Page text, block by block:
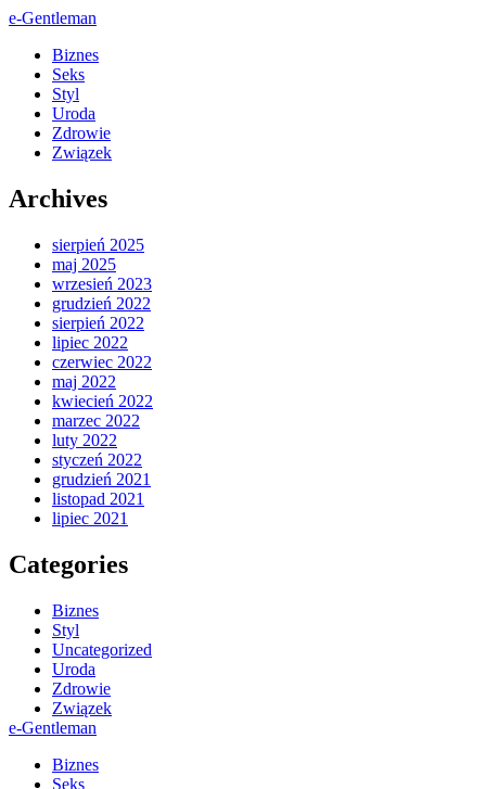
e-Gentleman
Biznes
Seks
Styl
Uroda
Zdrowie
Związek
Archives
sierpień 2025
maj 2025
wrzesień 2023
grudzień 2022
sierpień 2022
lipiec 2022
czerwiec 2022
maj 2022
kwiecień 2022
marzec 2022
luty 2022
styczeń 2022
grudzień 2021
listopad 2021
lipiec 2021
Categories
Biznes
Styl
Uncategorized
Uroda
Zdrowie
Związek
e-Gentleman
Biznes
Seks